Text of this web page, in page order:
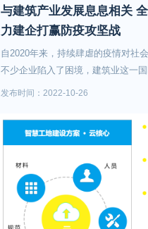
分类开展评价。按照国务院关于“放
求，积极探索建立规范化、信息化
建立健全住房和城乡建设行业职业
职业资格清理规范和职业技能鉴定
鉴定的总体实施和监督管理，指导
职业技能鉴定组织实施承接机构，
度，建立维护职业技能鉴定管理信
业技能鉴定信息系统对接；按照财
配合做好住房和城乡建设行业职业
职业资格证书归口管理，指导监督
到国家专项建设基金约5亿元和政策
区地下综合管廊等项目争取到国家
行、农发行广东分行等政策性银行
集团等签订《共同推进广东省城市
议》，有序推进设立广东城市地下
接下来，广东省将继续督导各地全
2016年完成地下管线普查工作；加
廊专项规划编制，目标各市要在今
贯彻落实《广东省城市地下综合管
合管廊建设专家库，确保2016年全
里。继续争取国家支持广东省申报
与建筑产业发展息息相关
力建企打赢防疫攻坚战
自2020年来，持续肆虐的疫情对社
不少企业陷入了困境，建筑业这一
分建筑企业均面临着复工成本增加
建筑企业对于工地层面防疫需求的
其高涨。 （图片来源于网络） 当
展，数字哨兵等智慧工地解决方案
目的一根救命稻草。专精特新企业
案提供方，旗下新推出的数字哨兵
强、管理难度大的施工工地现场，
识别闸机，做到在劳务施工人员进
发布时间：2022-10-26